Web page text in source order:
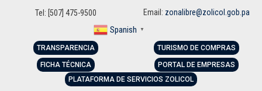
Tel: [507] 475-9500 Email: zonalibre@zolicol.gob.pa
Spanish ▼
TRANSPARENCIA
FICHA TÉCNICA
TURISMO DE COMPRAS
PORTAL DE EMPRESAS
PLATAFORMA DE SERVICIOS ZOLICOL